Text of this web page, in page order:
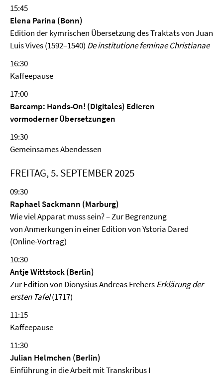
15:45
Elena Parina (Bonn)
Edition der kymrischen Übersetzung des Traktats von Juan
Luis Vives (1592–1540) De institutione feminae Christianae
16:30
Kaffeepause
17:00
Barcamp: Hands-On! (Digitales) Edieren
vormoderner Übersetzungen
19:30
Gemeinsames Abendessen
FREITAG, 5. SEPTEMBER 2025
09:30
Raphael Sackmann (Marburg)
Wie viel Apparat muss sein? – Zur Begrenzung
von Anmerkungen in einer Edition von Ystoria Dared
(Online-Vortrag)
10:30
Antje Wittstock (Berlin)
Zur Edition von Dionysius Andreas FrehersErklärung der
ersten Tafel(1717)
11:15
Kaffeepause
11:30
Julian Helmchen (Berlin)
Einführung in die Arbeit mit Transkribus I